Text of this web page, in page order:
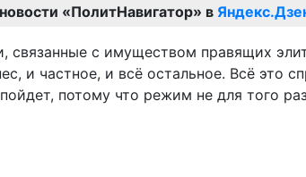
«ПолитНавигатор» в
с имуществом правящих
и частное, и всё остальное. Всё это
потому что режим не для того